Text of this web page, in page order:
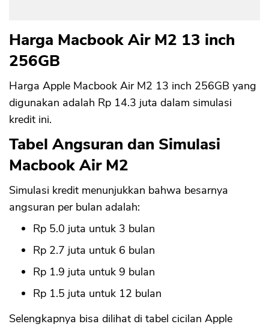
Harga Macbook Air M2 13 inch
256GB
Harga Apple Macbook Air M2 13 inch 256GB yang
digunakan adalah Rp 14.3 juta dalam simulasi
kredit ini.
Tabel Angsuran dan Simulasi
Macbook Air M2
Simulasi kredit menunjukkan bahwa besarnya
angsuran per bulan adalah:
Rp 5.0 juta untuk 3 bulan
Rp 2.7 juta untuk 6 bulan
Rp 1.9 juta untuk 9 bulan
Rp 1.5 juta untuk 12 bulan
Selengkapnya bisa dilihat di tabel cicilan Apple